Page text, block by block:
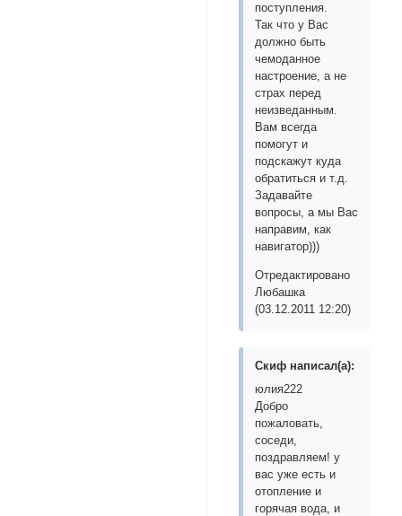
поступления.
Так что у Вас
должно быть
чемоданное
настроение, а не
страх перед
неизведанным.
Вам всегда
помогут и
подскажут куда
обратиться и т.д.
Задавайте
вопросы, а мы Вас
направим, как
навигатор)))
Отредактировано
Любашка
(03.12.2011 12:20)
Скиф написал(а):
юлия222
Добро
пожаловать,
соседи,
поздравляем! у
вас уже есть и
отопление и
горячая вода, и